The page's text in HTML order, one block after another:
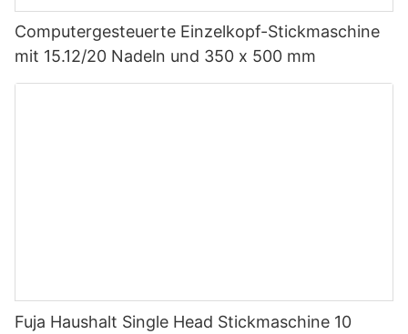
Computergesteuerte Einzelkopf-Stickmaschine
mit 15.12/20 Nadeln und 350 x 500 mm
Fuja Haushalt Single Head Stickmaschine 10